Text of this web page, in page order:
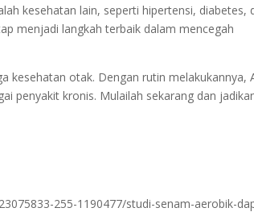
kesehatan lain, seperti hipertensi, diabetes,
menjadi langkah terbaik dalam mencegah
kesehatan otak. Dengan rutin melakukannya,
penyakit kronis. Mulailah sekarang dan
255-1190477/studi-senam-aerobik-